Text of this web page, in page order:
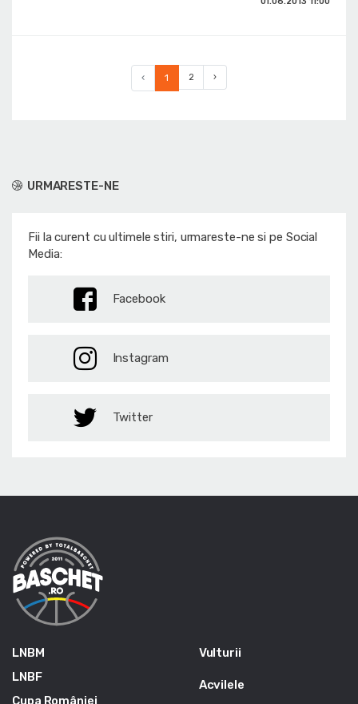
‹ 1 2 ›
URMARESTE-NE
Fii la curent cu ultimele stiri, urmareste-ne si pe Social
Media:
Facebook
Instagram
Twitter
LNBM
LNBF
Cupa României
Vulturii
Acvilele